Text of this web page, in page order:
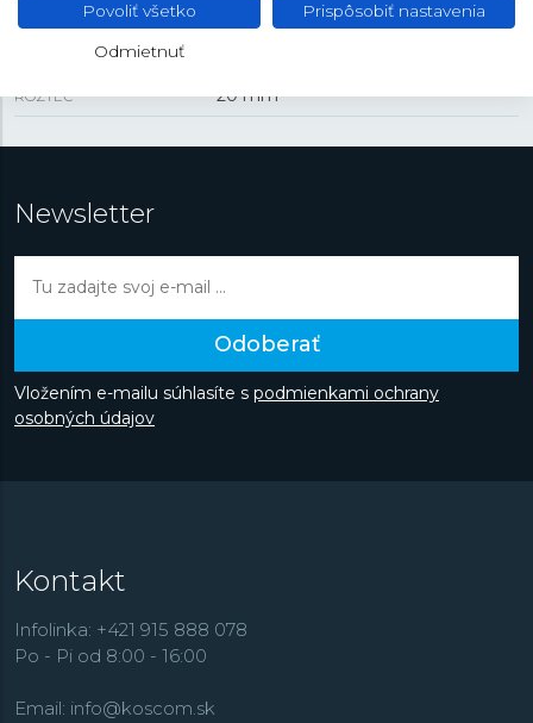
FARBA REMIENKA
ROZTEČ 20 mm
Newsletter
Odoberať
Vložením e-mailu súhlasíte s podmienkami ochrany
osobných údajov
Kontakt
Infolinka: +421 915 888 078
Po - Pi od 8:00 - 16:00
Email: info@koscom.sk
Povoliť všetko Prispôsobiť nastavenia
Odmietnuť